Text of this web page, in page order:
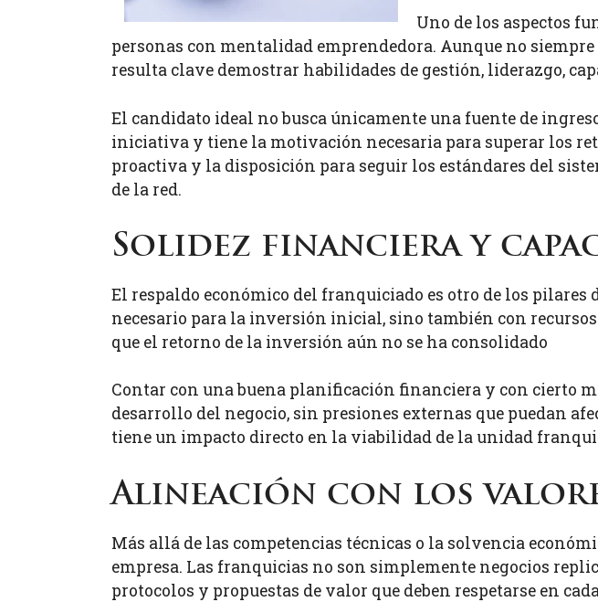
Uno de los aspectos
personas con mentalidad emprendedora. Aunque no
resulta clave demostrar habilidades de gestión, liderazgo,
El candidato ideal no busca únicamente una fuente de
iniciativa y tiene la motivación necesaria para superar los
proactiva y la disposición para seguir los estándares del
de la red.
Solidez financiera y
El respaldo económico del franquiciado es otro de los pilares
necesario para la inversión inicial, sino también con
que el retorno de la inversión aún no se ha consolidado
Contar con una buena planificación financiera y con cierto
desarrollo del negocio, sin presiones externas que puedan
tiene un impacto directo en la viabilidad de la unidad
Alineación con los
Más allá de las competencias técnicas o la solvencia
empresa. Las franquicias no son simplemente negocios
protocolos y propuestas de valor que deben respetarse en